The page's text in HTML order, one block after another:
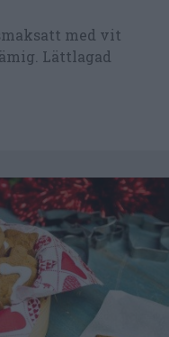
med vit
Lättlagad